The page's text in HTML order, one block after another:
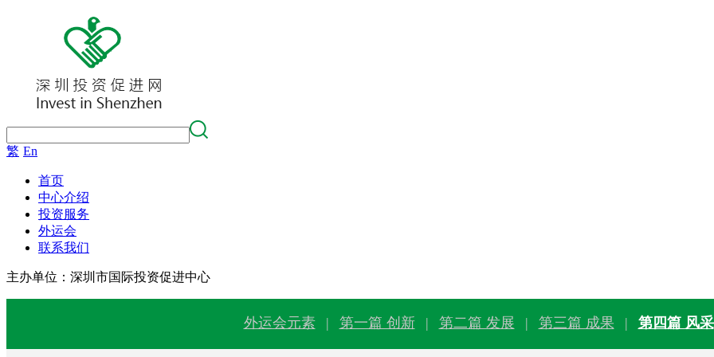
繁 En
首页
中心介绍
投资服务
外运会
联系我们
主办单位：深圳市国际投资促进中心
外运会元素 | 第一篇 创新 | 第二篇 发展 | 第三篇 成果 | 第四篇 风采